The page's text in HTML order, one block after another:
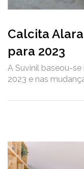
Calcita
para 2023
A Suvinil baseou-
2023 e nas